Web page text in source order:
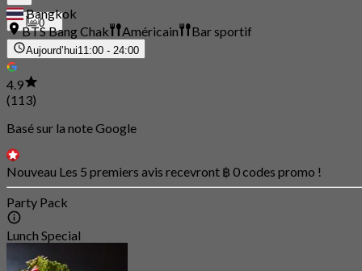
0
Bangkok
BTS Bang Chak
Américain Bar sportif
Aujourd’hui11:00 - 24:00
4.9
(113)
Basé sur la note Google
Nouveau Les 5 premiers avis recevront ฿ 0 codes promo !
Party Pack
Lunch Special